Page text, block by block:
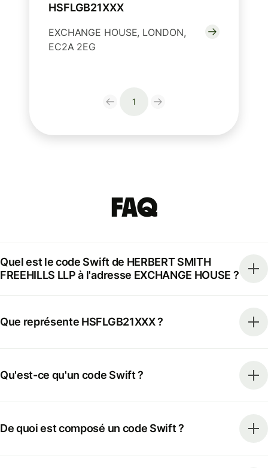
HSFLGB21XXX
EXCHANGE HOUSE, LONDON,
EC2A 2EG
1
FAQ
Quel est le code Swift de HERBERT SMITH
FREEHILLS LLP à l'adresse EXCHANGE HOUSE ?
Que représente HSFLGB21XXX ?
Qu'est-ce qu'un code Swift ?
De quoi est composé un code Swift ?